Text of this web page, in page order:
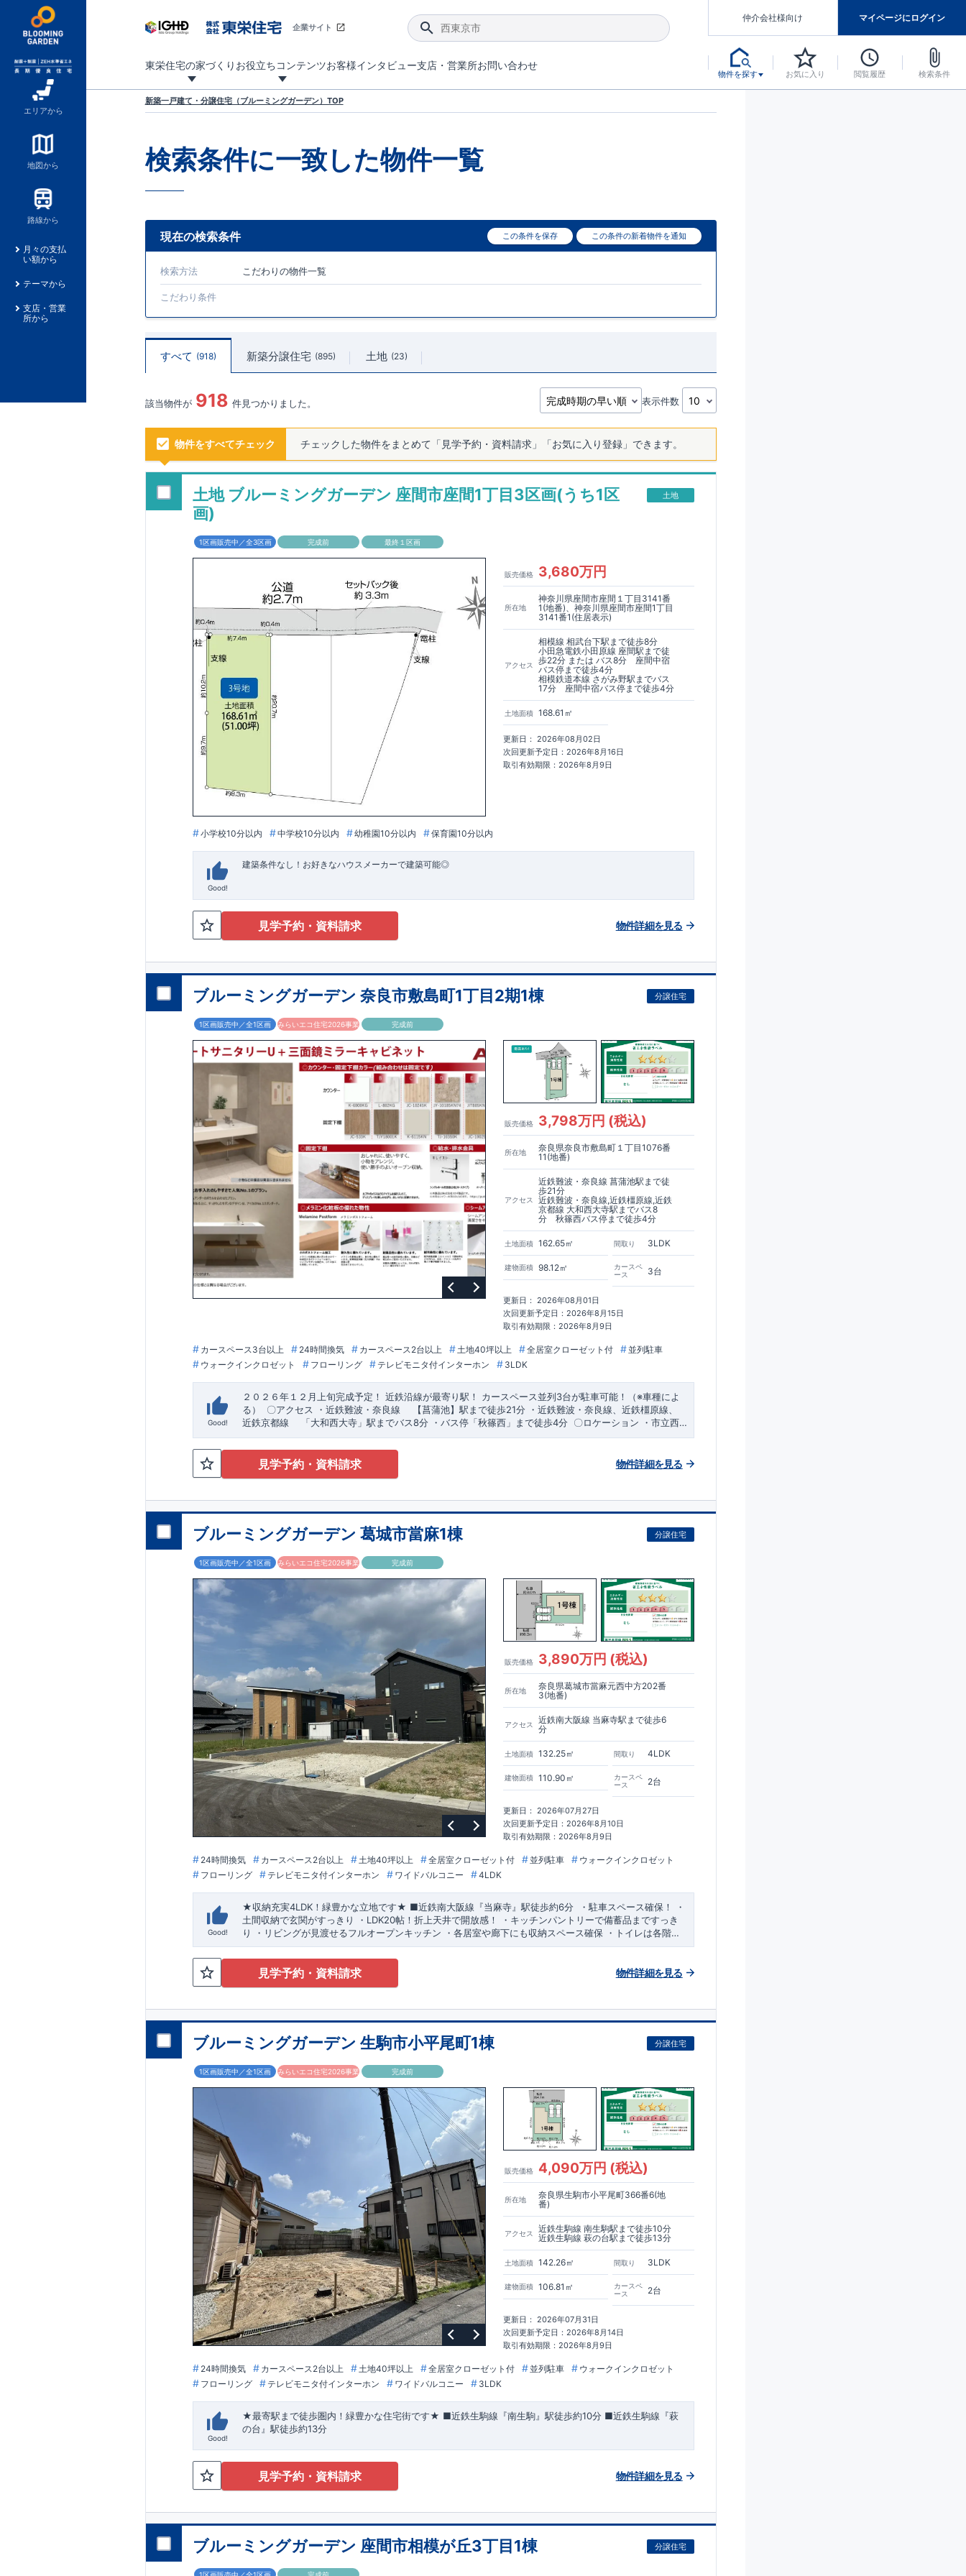
エリアから
地図から
路線から
月々の支払
い額から
テーマから
支店・営業
所から
企業サイト
東栄住宅の家づくり お役立ちコンテンツお客様インタビュー支店・営業所お問い合わせ
仲介会社様向け マイページにログイン
物件を探す お気に入り 閲覧履歴 検索条件
新築一戸建て・分譲住宅（ブルーミングガーデン）TOP
検索条件に一致した物件一覧
現在の検索条件 この条件を保存 この条件の新着物件を通知
検索方法 こだわりの物件一覧
こだわり条件
すべて 918 新築分譲住宅 895 土地 23
該当物件が 918 件見つかりました。 表示件数
物件をすべてチェック チェックした物件をまとめて「見学予約・資料請求」「お気に入り登録」できます。
土地 ブルーミングガーデン 座間市座間1丁目3区画(うち1区
画)
土地
1区画販売中／全3区画 完成前 最終１区画
販売価格 3,680万円
所在地
神奈川県座間市座間１丁目3141番
1(地番)、神奈川県座間市座間1丁目
3141番1(住居表示)
アクセス
相模線 相武台下駅まで徒歩8分
小田急電鉄小田原線 座間駅まで徒
歩22分 または バス8分 座間中宿
バス停まで徒歩4分
相模鉄道本線 さがみ野駅までバス
17分 座間中宿バス停まで徒歩4分
土地面積 168.61㎡
更新日： 2026年08月02日
次回更新予定日：2026年8月16日
取引有効期限：2026年8月9日
小学校10分以内 中学校10分以内 幼稚園10分以内 保育園10分以内
Good!
建築条件なし！お好きなハウスメーカーで建築可能◎
見学予約・資料請求 物件詳細を見る
ブルーミングガーデン 奈良市敷島町1丁目2期1棟 分譲住宅
1区画販売中／全1区画 みらいエコ住宅2026事業 完成前
販売価格 3,798万円 (税込)
所在地
奈良県奈良市敷島町１丁目1076番
11(地番)
アクセス
近鉄難波・奈良線 菖蒲池駅まで徒
歩21分
近鉄難波・奈良線,近鉄橿原線,近鉄
京都線 大和西大寺駅までバス8
分 秋篠西バス停まで徒歩4分
土地面積 162.65㎡
建物面積 98.12㎡
間取り 3LDK
カースペ
ース
3台
更新日： 2026年08月01日
次回更新予定日：2026年8月15日
取引有効期限：2026年8月9日
カースペース3台以上 24時間換気 カースペース2台以上 土地40坪以上 全居室クローゼット付
並列駐車
ウォークインクロゼット
フローリング テレビモニタ付インターホン 3LDK
Good!
２０２６年１２月上旬完成予定！ 近鉄沿線が最寄り駅！
​カースペース並列3台が駐車可能！（※車種によ
る）
​〇アクセス
・近鉄難波・奈良線 ​ 【菖蒲池】駅まで徒歩21分 ・近鉄難波・奈良線、近鉄橿原線、
近鉄京都線 ​ 「大和西大寺」駅までバス8分 ​・バス停「秋篠西」まで徒歩4分 ​
​〇ロケーション
・市立西
北こども園まで徒歩14分 ​・近畿大学附属幼稚園まで徒歩16分
きで、デザイン性・機能性共に高です。 ​・1階のトイレはタンクレストイレで、スタイリッシュな手洗い
洗面所もついてます！・リビングには、高級感やデザイン性をプラスしたグラビオエッジの壁を採用！ ​
・ベビーカーやアウトドアグッズの収納に便利な土間収納
や日用品のストックに便利な備蓄倉庫！​ ​お気軽にご連絡ください！
​（株）東栄住宅 京都営業所 ​TEL:075-394-5350
見学予約・資料請求 物件詳細を見る
ブルーミングガーデン 葛城市當麻1棟 分譲住宅
1区画販売中／全1区画 みらいエコ住宅2026事業 完成前
販売価格 3,890万円 (税込)
所在地
奈良県葛城市當麻元西中方202番
3(地番)
アクセス
近鉄南大阪線 当麻寺駅まで徒歩6
分
土地面積 132.25㎡
建物面積 110.90㎡
間取り 4LDK
カースペ
ース
2台
更新日： 2026年07月27日
次回更新予定日：2026年8月10日
取引有効期限：2026年8月9日
24時間換気 カースペース2台以上 土地40坪以上 全居室クローゼット付 並列駐車
ウォークインクロゼット
フローリング
テレビモニタ付インターホン ワイドバルコニー 4LDK
Good!
★収納充実4LDK！緑豊かな立地です★ ■近鉄南大阪線『当麻寺』駅徒歩約6分 ​​・駐車スペース確保！
​・
土間収納で玄関がすっきり ・ LDK20帖！ 折上天井で開放感！ ​・ キッチンパントリーで備蓄品まですっき
り
​・リビングが見渡せるフルオープンキッチン ・各居室や廊下にも収納スペース確保 ​・ トイレは各階に
設置​・水回りにはお手入れのしやすい設備をえらびました​ ​『當麻第一保育園』徒歩約12分 ​『市立當麻小
学校附属幼稚園』徒歩約22分 『市立當麻小学校』
店』徒歩約24分 『ファミリーマート葛城竹内店』 徒歩約23分 『長尾郵
便局』徒歩約13分​
見学予約・資料請求 物件詳細を見る
ブルーミングガーデン 生駒市小平尾町1棟 分譲住宅
1区画販売中／全1区画 みらいエコ住宅2026事業 完成前
販売価格 4,090万円 (税込)
所在地
奈良県生駒市小平尾町366番6(地
番)
アクセス
近鉄生駒線 南生駒駅まで徒歩10分
近鉄生駒線 萩の台駅まで徒歩13分
土地面積 142.26㎡
建物面積 106.81㎡
間取り 3LDK
カースペ
ース
2台
更新日： 2026年07月31日
次回更新予定日：2026年8月14日
取引有効期限：2026年8月9日
24時間換気 カースペース2台以上 土地40坪以上 全居室クローゼット付 並列駐車
ウォークインクロゼット
フローリング
テレビモニタ付インターホン ワイドバルコニー 3LDK
Good!
★最寄駅まで徒歩圏内！緑豊かな住宅街です★ ■近鉄生駒線『南生駒』駅徒歩約10分 ■近鉄生駒線『萩
の台』駅徒歩約13分
見学予約・資料請求 物件詳細を見る
ブルーミングガーデン 座間市相模が丘3丁目1棟 分譲住宅